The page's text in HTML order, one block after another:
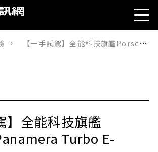
【一手試駕】全能科技旗艦Porsche Panamera Turbo E-Hybrid
】全能科技旗艦
Turbo E-